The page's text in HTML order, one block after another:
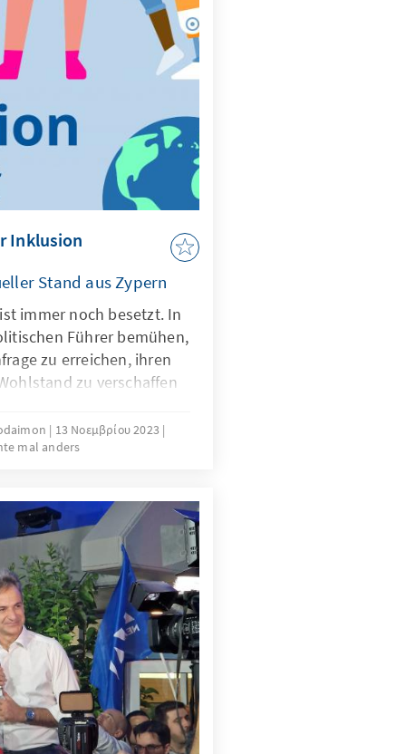
Inklusion
Stand aus Zypern
immer noch besetzt. In
Führer bemühen,
zu erreichen, ihren
zu verschaffen
verändernde
von Menschen mit
immer mehr an
ersten Überblick
die das Leben von
auf Zypern erleichtern
13 Νοεμβρίου 2023
mal anders